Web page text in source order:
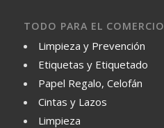
TODO PARA EL COMERCIO
Limpieza y Prevención
Etiquetas y Etiquetado
Papel Regalo, Celofán
Cintas y Lazos
Limpieza